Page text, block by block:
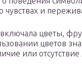
и
цветы,
цветов
или